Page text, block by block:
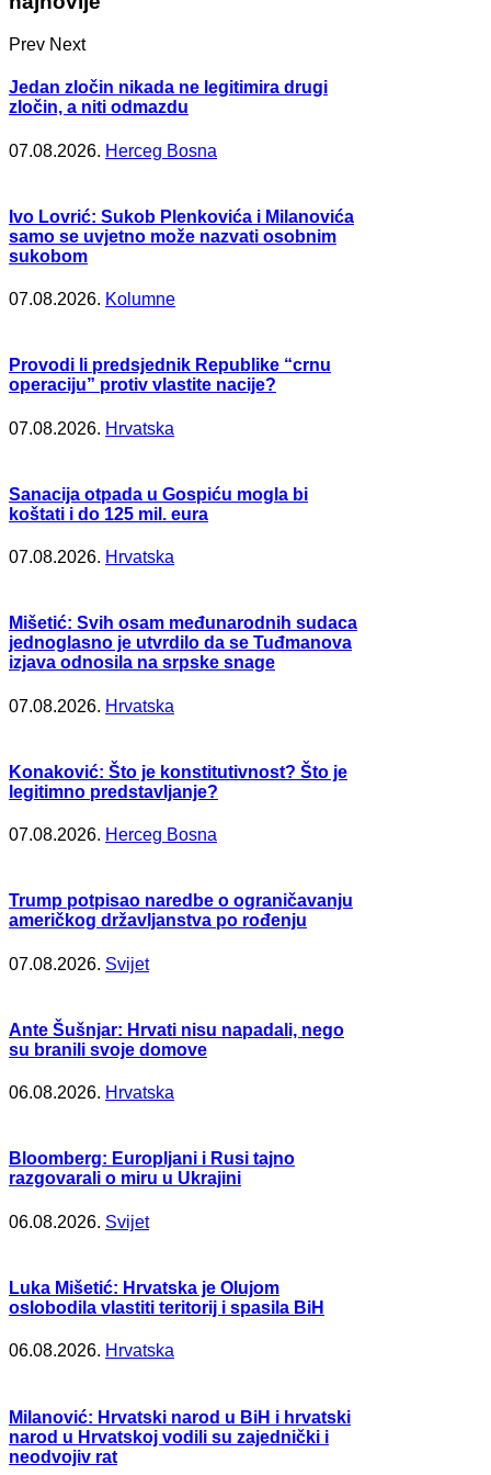
Prev Next
Jedan zločin nikada ne legitimira drugi
zločin, a niti odmazdu
07.08.2026. Herceg Bosna
Ivo Lovrić: Sukob Plenkovića i Milanovića
samo se uvjetno može nazvati osobnim
sukobom
07.08.2026. Kolumne
Provodi li predsjednik Republike “crnu
operaciju” protiv vlastite nacije?
07.08.2026. Hrvatska
Sanacija otpada u Gospiću mogla bi
koštati i do 125 mil. eura
07.08.2026. Hrvatska
Mišetić: Svih osam međunarodnih sudaca
jednoglasno je utvrdilo da se Tuđmanova
izjava odnosila na srpske snage
07.08.2026. Hrvatska
Konaković: Što je konstitutivnost? Što je
legitimno predstavljanje?
07.08.2026. Herceg Bosna
Trump potpisao naredbe o ograničavanju
američkog državljanstva po rođenju
07.08.2026. Svijet
Ante Šušnjar: Hrvati nisu napadali, nego
su branili svoje domove
06.08.2026. Hrvatska
Bloomberg: Europljani i Rusi tajno
razgovarali o miru u Ukrajini
06.08.2026. Svijet
Luka Mišetić: Hrvatska je Olujom
oslobodila vlastiti teritorij i spasila BiH
06.08.2026. Hrvatska
Milanović: Hrvatski narod u BiH i hrvatski
narod u Hrvatskoj vodili su zajednički i
neodvojiv rat